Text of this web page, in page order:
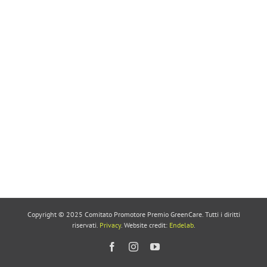
Copyright © 2025 Comitato Promotore Premio GreenCare. Tutti i diritti
riservati. Privacy. Website credit: Endelab.
FacebookInstagramYouTube